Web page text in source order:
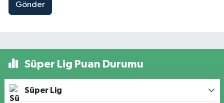
Gönder
Süper Lig Puan Durumu
Süper Lig